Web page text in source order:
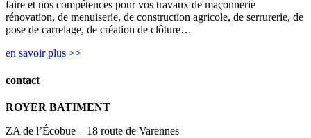
faire et nos compétences pour vos travaux de maçonnerie
rénovation, de menuiserie, de construction agricole, de serrurerie, de
pose de carrelage, de création de clôture…
en savoir plus >>
contact
ROYER BATIMENT
ZA de l’Écobue – 18 route de Varennes